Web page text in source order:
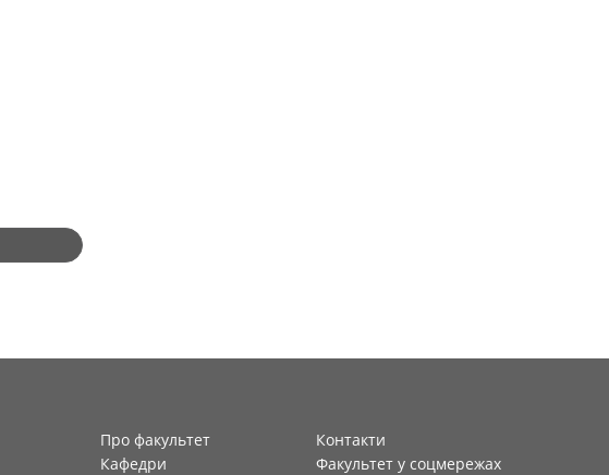
Про факультет
Контакти
Кафедри
Факультет у соцмережах